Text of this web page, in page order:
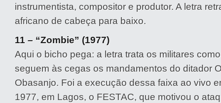
instrumentista, compositor e produtor. A letra
africano de cabeça para baixo.
11 – “Zombie” (1977)
Aqui o bicho pega: a letra trata os militares
seguem às cegas os mandamentos do ditador
Obasanjo. Foi a execução dessa faixa ao vivo
1977, em Lagos, o FESTAC, que motivou o